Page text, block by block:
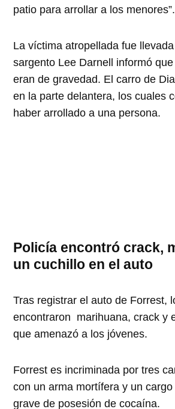
patio para arrollar a los menores”.
La víctima atropellada fue
sargento Lee Darnell informó
eran de gravedad. El carro de
en la parte delantera, los cuales
haber arrollado a una persona.
Policía encontró crack,
un cuchillo en el auto
Tras registrar el auto de Forrest,
encontraron marihuana, crack y
que amenazó a los jóvenes.
Forrest es incriminada por tres
con un arma mortífera y un
grave de posesión de cocaína.